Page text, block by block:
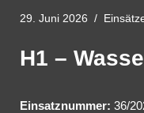
29. Juni 2026
H1 –
Einsatznummer: 36/